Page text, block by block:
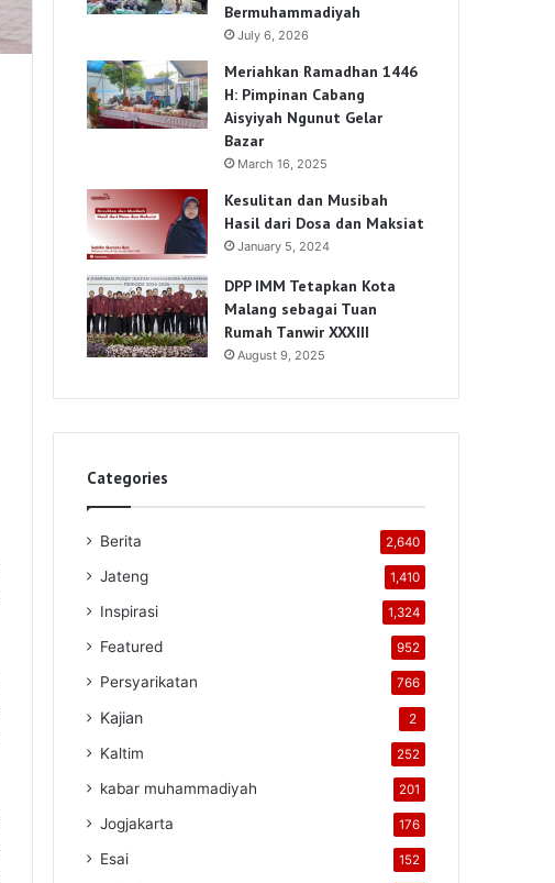
Bermuhammadiyah
July 6, 2026
Meriahkan Ramadhan 1446
H: Pimpinan Cabang
Aisyiyah Ngunut Gelar
Bazar
March 16, 2025
Kesulitan dan Musibah
Hasil dari Dosa dan Maksiat
January 5, 2024
DPP IMM Tetapkan Kota
Malang sebagai Tuan
Rumah Tanwir XXXIII
August 9, 2025
Categories
Berita 2,640
Jateng 1,410
Inspirasi 1,324
Featured 952
Persyarikatan 766
Kajian 2
Kaltim 252
kabar muhammadiyah 201
Jogjakarta 176
Esai 152